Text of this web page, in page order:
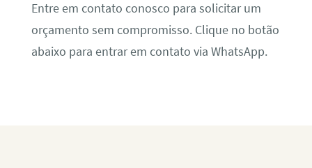
Entre em contato conosco para solicitar um
orçamento sem compromisso. Clique no botão
abaixo para entrar em contato via WhatsApp.